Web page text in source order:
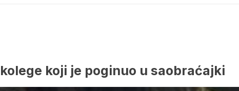
koji je poginuo u saobraćajki